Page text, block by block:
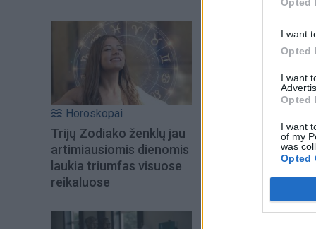
I want
Opted
I want
Opted
I want
of my
was
Opted
Horoskopai
Trijų Zodiako ženklų jau
artimiausiomis dienomis
laukia triumfas visuose
reikaluose
Šiuo metu